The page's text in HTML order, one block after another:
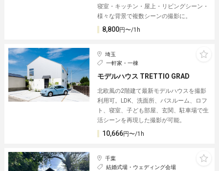
寝室・キッチン・屋上・リビングシーン・
様々な背景で複数シーンの撮影に。
8,800円〜/1h
埼玉
一軒家・一棟
モデルハウス TRETTIO GRAD
北欧風の2階建て最新モデルハウスを撮影
利用可。LDK、洗面所、バスルーム、ロフ
ト、寝室、子ども部屋、玄関、駐車場で生
活シーンを再現した撮影が可能。
10,666円〜/1h
千葉
結婚式場・ウェディング会場